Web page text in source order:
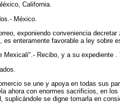
California.
México.
exponiendo conveniencia
es enteramente favorable a ley sobre
Mexicali".- Recibo, y a su expediente
se une y apoya en todas sus
ahora con enormes sacrificios, en
suplicándole se digne tomarla en